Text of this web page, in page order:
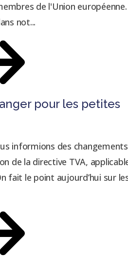
de l'Union européenne.
not...
pour les petites
informions des changements
de la directive TVA,
fait le point aujourd’hui sur